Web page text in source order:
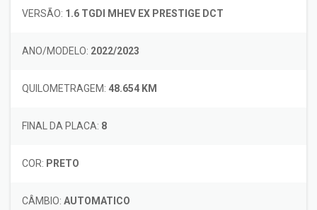
VERSÃO: 1.6 TGDI MHEV EX PRESTIGE DCT
ANO/MODELO: 2022/2023
QUILOMETRAGEM: 48.654 KM
FINAL DA PLACA: 8
COR: PRETO
CÂMBIO: AUTOMATICO